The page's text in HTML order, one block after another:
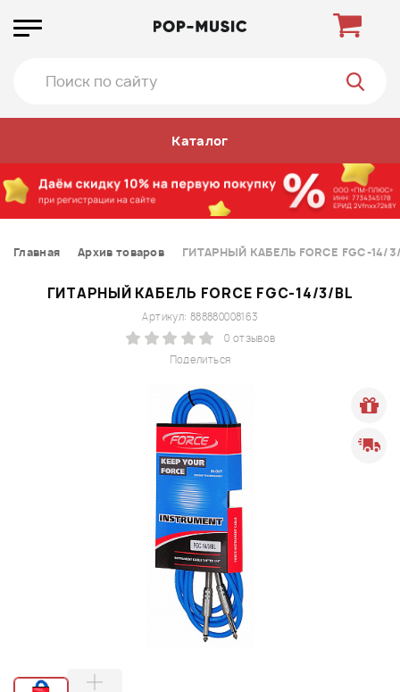
Каталог
Главная Архив товаров ГИТАРНЫЙ КАБЕЛЬ FORCE FGC-14/
ГИТАРНЫЙ КАБЕЛЬ FORCE FGC-14/3/BL
Поделиться
Артикул: 888880008163
0 отзывов